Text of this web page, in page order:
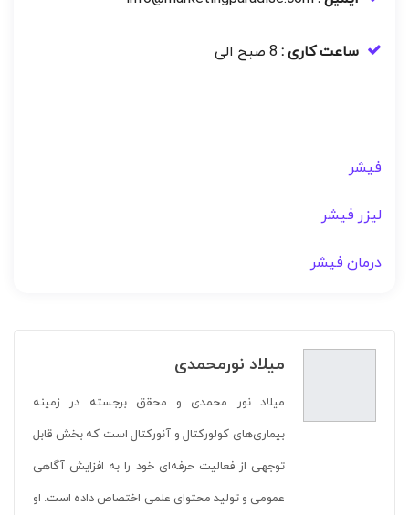
ساعت کاری :
فیشر
لیزر فیشر
درمان فیشر
میلاد نورمحمدی
میلاد نور محمدی و محقق برجسته در زمینه
بیماری‌های کولورکتال و آنورکتال است که بخش قابل
توجهی از فعالیت حرفه‌ای خود را به افزایش آگاهی
عمومی و تولید محتوای علمی اختصاص داده است. او